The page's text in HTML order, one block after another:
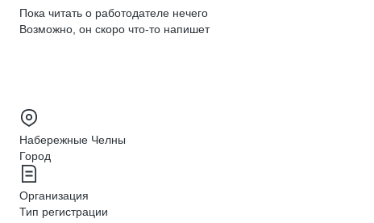
Пока читать о работодателе нечего
Возможно, он скоро что‑то напишет
Набережные Челны
Город
Организация
Тип регистрации